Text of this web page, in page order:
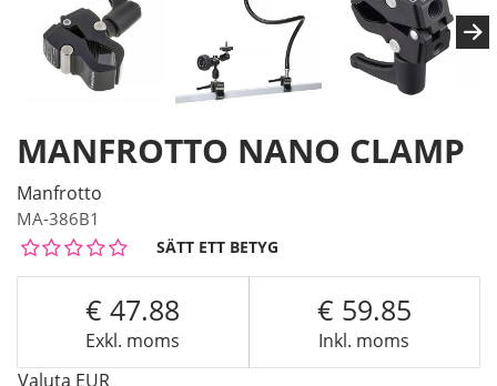
MANFROTTO NANO CLAMP
Manfrotto
MA-386B1
SÄTT ETT BETYG
Exkl. moms
47.88
Inkl. moms
59.85
Valuta EUR